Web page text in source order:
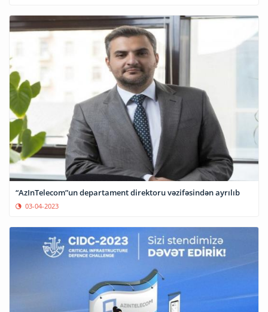
“AzInTelecom”un departament direktoru vəzifəsindən ayrılıb
03-04-2023